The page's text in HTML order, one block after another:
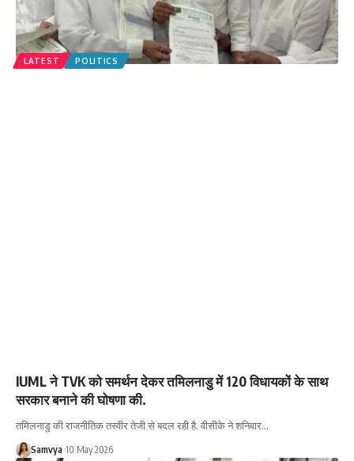
LATEST POLITICS
IUML ने TVK को समर्थन देकर तमिलनाडु में 120 विधायकों के साथ
सरकार बनाने की घोषणा की.
तमिलनाडु की राजनीतिक तस्वीर तेजी से बदल रही है. वीसीके ने शनिवार…
Samvya 10 May 2026